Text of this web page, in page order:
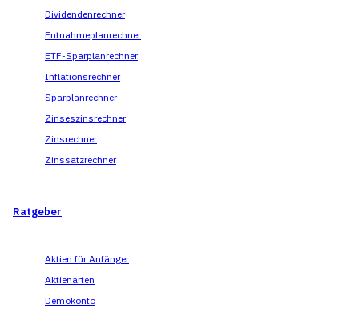
Dividendenrechner
Entnahmeplanrechner
ETF-Sparplanrechner
Inflationsrechner
Sparplanrechner
Zinseszinsrechner
Zinsrechner
Zinssatzrechner
Ratgeber
Aktien für Anfänger
Aktienarten
Demokonto